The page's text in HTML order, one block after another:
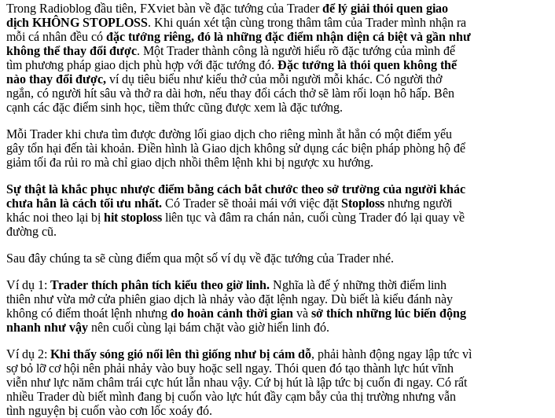
Trong Radioblog đầu tiên, FXviet bàn về đặc tướng của Traderđể lý giải thói quen giao
dịch KHÔNG STOPLOSS. Khi quán xét tận cùng trong thâm tâm của Trader mình nhận ra
mỗi cá nhân đều có đặc tướng riêng, đó là những đặc điểm nhận diện cá biệt và gần như
không thể thay đổi được. Một Trader thành công là người hiểu rõ đặc tướng của mình để
tìm phương pháp giao dịch phù hợp với đặc tướng đó. Đặc tướng là thói quen không thể
nào thay đổi được, ví dụ tiêu biểu như kiểu thở của mỗi người mỗi khác. Có người thở
ngắn, có người hít sâu và thở ra dài hơn, nếu thay đổi cách thở sẽ làm rối loạn hô hấp. Bên
cạnh các đặc điểm sinh học, tiềm thức cũng được xem là đặc tướng.
Mỗi Trader khi chưa tìm được đường lối giao dịch cho riêng mình ắt hẳn có một điểm yếu
gây tổn hại đến tài khoản. Điền hình là Giao dịch không sử dụng các biện pháp phòng hộ để
giảm tối đa rủi ro mà chỉ giao dịch nhồi thêm lệnh khi bị ngược xu hướng.
Sự thật là khắc phục nhược điểm bằng cách bắt chước theo sở trường của người khác
chưa hẳn là cách tối ưu nhất. Có Trader sẽ thoải mái với việc đặt Stoploss nhưng người
khác noi theo lại bị hit stoploss liên tục và đâm ra chán nản, cuối cùng Trader đó lại quay về
đường cũ.
Sau đây chúng ta sẽ cùng điểm qua một số ví dụ về đặc tướng của Trader nhé.
Ví dụ 1: Trader thích phân tích kiểu theo giờ linh. Nghĩa là để ý những thời điểm linh
thiên như vừa mở cửa phiên giao dịch là nhảy vào đặt lệnh ngay. Dù biết là kiểu đánh này
không có điểm thoát lệnh nhưng do hoàn cảnh thời gian và sở thích những lúc biến động
nhanh như vậy nên cuối cùng lại bám chặt vào giờ hiển linh đó.
Ví dụ 2: Khi thấy sóng gió nổi lên thì giống như bị cám dỗ, phải hành động ngay lập tức vì
sợ bỏ lỡ cơ hội nên phải nhảy vào buy hoặc sell ngay. Thói quen đó tạo thành lực hút vĩnh
viễn như lực năm châm trái cực hút lẫn nhau vậy. Cứ bị hút là lập tức bị cuốn đi ngay. Có rất
nhiều Trader dù biết mình đang bị cuốn vào lực hút đầy cạm bẫy của thị trường nhưng vẫn
tình nguyện bị cuốn vào cơn lốc xoáy đó.